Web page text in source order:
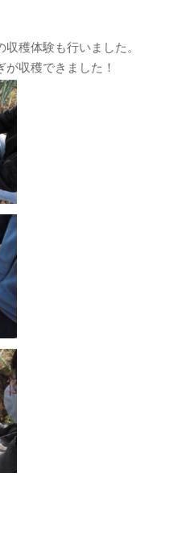
穫体験も行いました。
収穫できました！